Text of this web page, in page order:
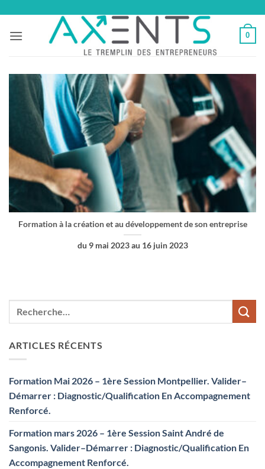
contenu
0
ARTICLES RÉCENTS
Formation Mai 2026 – 1ère Session Montpellier. Valider–
Démarrer : Diagnostic/Qualification En Accompagnement
Renforcé.
Formation mars 2026 – 1ère Session Saint André de
Sangonis. Valider–Démarrer : Diagnostic/Qualification En
Accompagnement Renforcé.
Formation à la création et au développement de son entreprise
du 9 mai 2023 au 16 juin 2023